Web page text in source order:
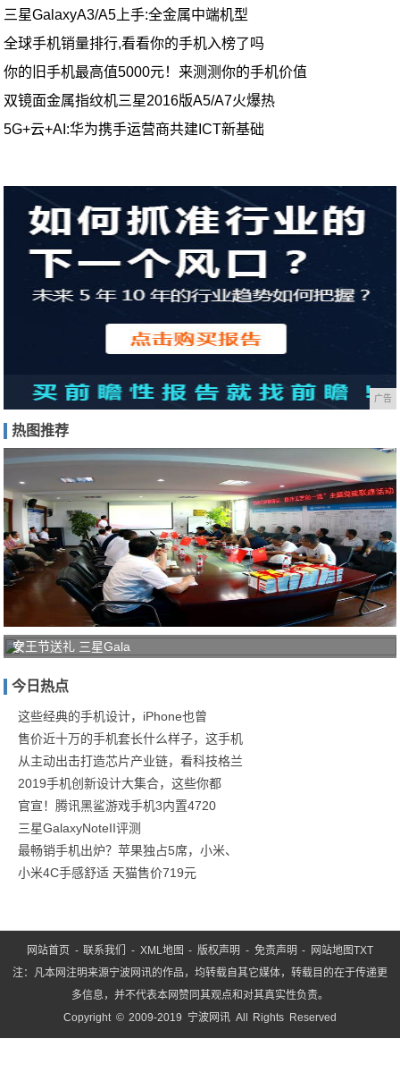
三星GalaxyA3/A5上手:全金属中端机型
全球手机销量排行,看看你的手机入榜了吗
你的旧手机最高值5000元！来测测你的手机价值
双镜面金属指纹机三星2016版A5/A7火爆热
5G+云+AI:华为携手运营商共建ICT新基础
广告
热图推荐
宁
轨
道
交
通
通
号
项
目
党
女王节送礼 三星Gala
今日热点
这些经典的手机设计，iPhone也曾
售价近十万的手机套长什么样子，这手机
从主动出击打造芯片产业链，看科技格兰
2019手机创新设计大集合，这些你都
官宣！腾讯黑鲨游戏手机3内置4720
三星GalaxyNoteII评测
最畅销手机出炉？苹果独占5席，小米、
小米4C手感舒适 天猫售价719元
网站首页 -联系我们 - XML地图 -版权声明 - 免责声明 - 网站地图TXT
注：凡本网注明来源宁波网讯的作品，均转载自其它媒体，转载目的在于传递更
多信息，并不代表本网赞同其观点和对其真实性负责。
Copyright © 2009-2019 宁波网讯 All Rights Reserved